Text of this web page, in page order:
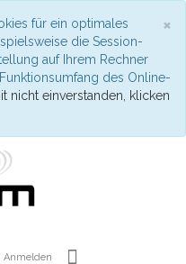
×
für ein optimales
die Session-
auf Ihrem Rechner
des Online-
nicht einverstanden, klicken
Anmelden